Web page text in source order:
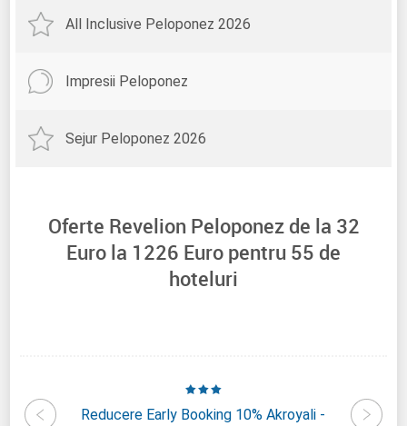
All Inclusive Peloponez 2026
Impresii Peloponez
Sejur Peloponez 2026
Oferte Revelion Peloponez de la 32
Euro la 1226 Euro pentru 55 de
hoteluri
&
Reducere Early Booking 10% Akroyali -